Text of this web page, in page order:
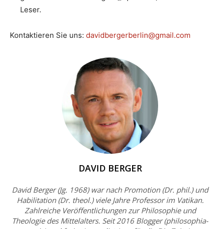
Leser.
Kontaktieren Sie uns: davidbergerberlin@gmail.com
DAVID BERGER
David Berger (Jg. 1968) war nach Promotion (Dr. phil.) und
Habilitation (Dr. theol.) viele Jahre Professor im Vatikan.
Zahlreiche Veröffentlichungen zur Philosophie und
Theologie des Mittelalters. Seit 2016 Blogger (philosophia-